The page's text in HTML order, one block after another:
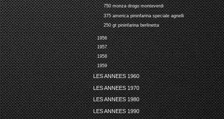
750 monza drogo monteverdi
375 america pininfarina speciale agnelli
250 gt pininfarina berlinetta
1956
1957
1958
1959
LES ANNEES 1960
LES ANNEES 1970
LES ANNEES 1980
LES ANNEES 1990